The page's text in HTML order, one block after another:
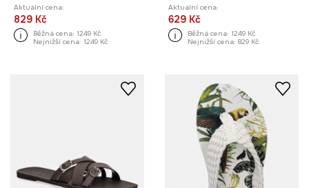
Aktuální cena:
829 Kč
Běžná cena: 1249 Kč
Nejnižší cena: 1249 Kč
Aktuální cena:
629 Kč
Běžná cena: 1249 Kč
Nejnižší cena: 829 Kč